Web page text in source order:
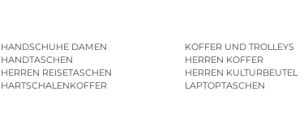
HANDSCHUHE DAMEN
HANDTASCHEN
HERREN REISETASCHEN
HARTSCHALENKOFFER
KOFFER UND TROLLEYS
HERREN KOFFER
HERREN KULTURBEUTEL
LAPTOPTASCHEN